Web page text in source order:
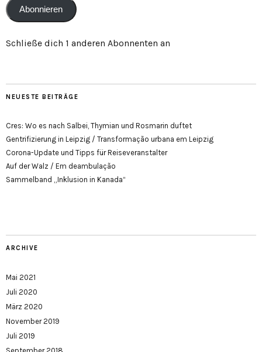
Abonnieren
Schließe dich 1 anderen Abonnenten an
NEUESTE BEITRÄGE
Cres: Wo es nach Salbei, Thymian und Rosmarin duftet
Gentrifizierung in Leipzig / Transformação urbana em Leipzig
Corona-Update und Tipps für Reiseveranstalter
Auf der Walz / Em deambulação
Sammelband „Inklusion in Kanada“
ARCHIVE
Mai 2021
Juli 2020
März 2020
November 2019
Juli 2019